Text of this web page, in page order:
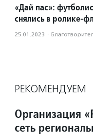
«Дай пас»:
снялись в ролике-
25.01.2023 ·
РЕКОМЕНДУЕМ
Организация
сеть